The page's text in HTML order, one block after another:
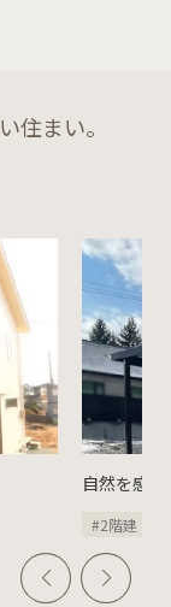
住まい。
自然を感
#2階建